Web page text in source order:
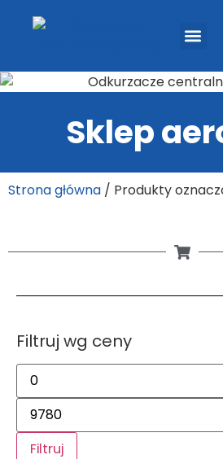
Sklep
Strona główna / Produkty
Filtruj wg ceny
Filtruj